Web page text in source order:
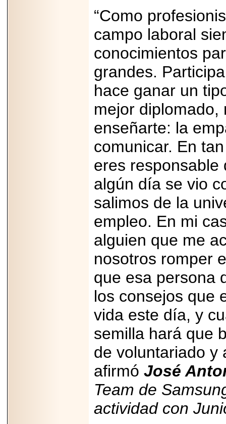
“Como
campo laboral
conocimientos
grandes.
hace ganar un
mejor
enseñarte: la
comunicar. En
eres responsable
algún día se vio
salimos de la
empleo. En mi
alguien que me
nosotros romper
que esa persona
los consejos que
vida este día, y
semilla hará que
de voluntariado y
afirmó José
Team de
actividad con